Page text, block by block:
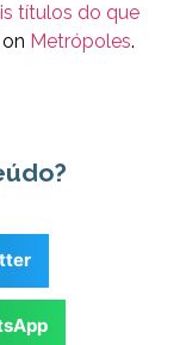
títulos do que
Metrópoles.